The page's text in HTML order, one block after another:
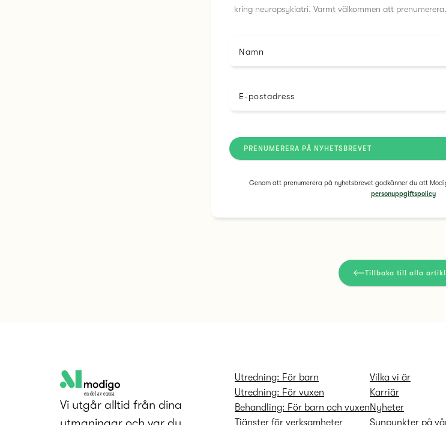
kring neuropsykiatri. Varmt välkommen att prenumerera.
Namn
E-postadress
Genom att prenumerera på nyhetsbrevet godkänner du att
personuppgiftspolicy
Tillbaka till alla
en del av equra
Vi utgår alltid från dina
Utredning: För barn
Utredning: För vuxen
Behandling: För barn och vuxen
Tjänster för verksamheter
Vilka vi är
Karriär
Nyheter
Synpunkter på